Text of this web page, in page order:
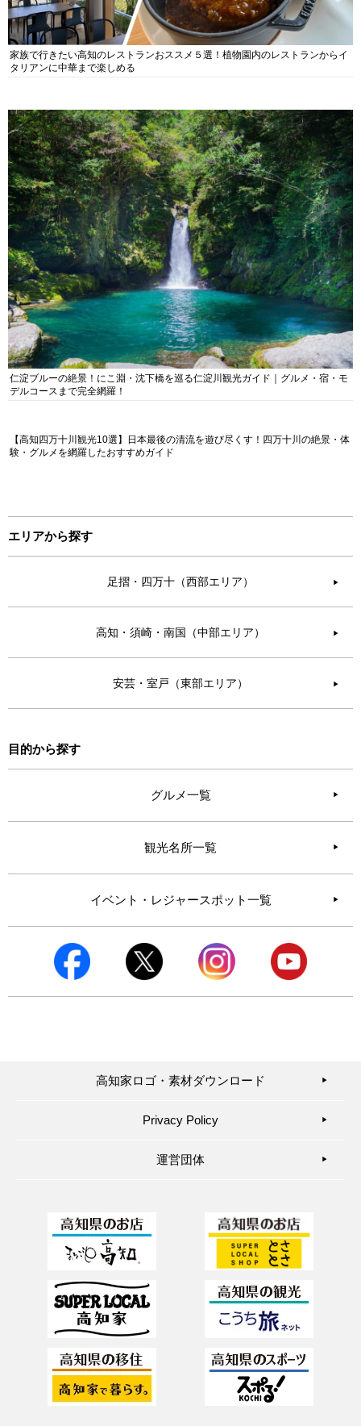
家族で行きたい高知のレストランおススメ５選！植物園内のレストランからイ
タリアンに中華まで楽しめる
仁淀ブルーの絶景！にこ淵・沈下橋を巡る仁淀川観光ガイド｜グルメ・宿・モ
デルコースまで完全網羅！
【高知四万十川観光10選】日本最後の清流を遊び尽くす！四万十川の絶景・体
験・グルメを網羅したおすすめガイド
エリアから探す
足摺・四万十（西部エリア） ▶︎
高知・須崎・南国（中部エリア） ▶︎
安芸・室戸（東部エリア） ▶︎
目的から探す
グルメ一覧
観光名所一覧
イベント・レジャースポット一覧
高知家ロゴ・素材ダウンロード ▶︎
Privacy Policy ▶︎
運営団体 ▶︎